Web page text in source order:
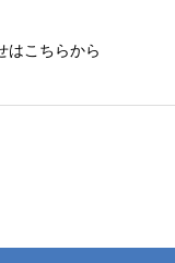
はこちらから